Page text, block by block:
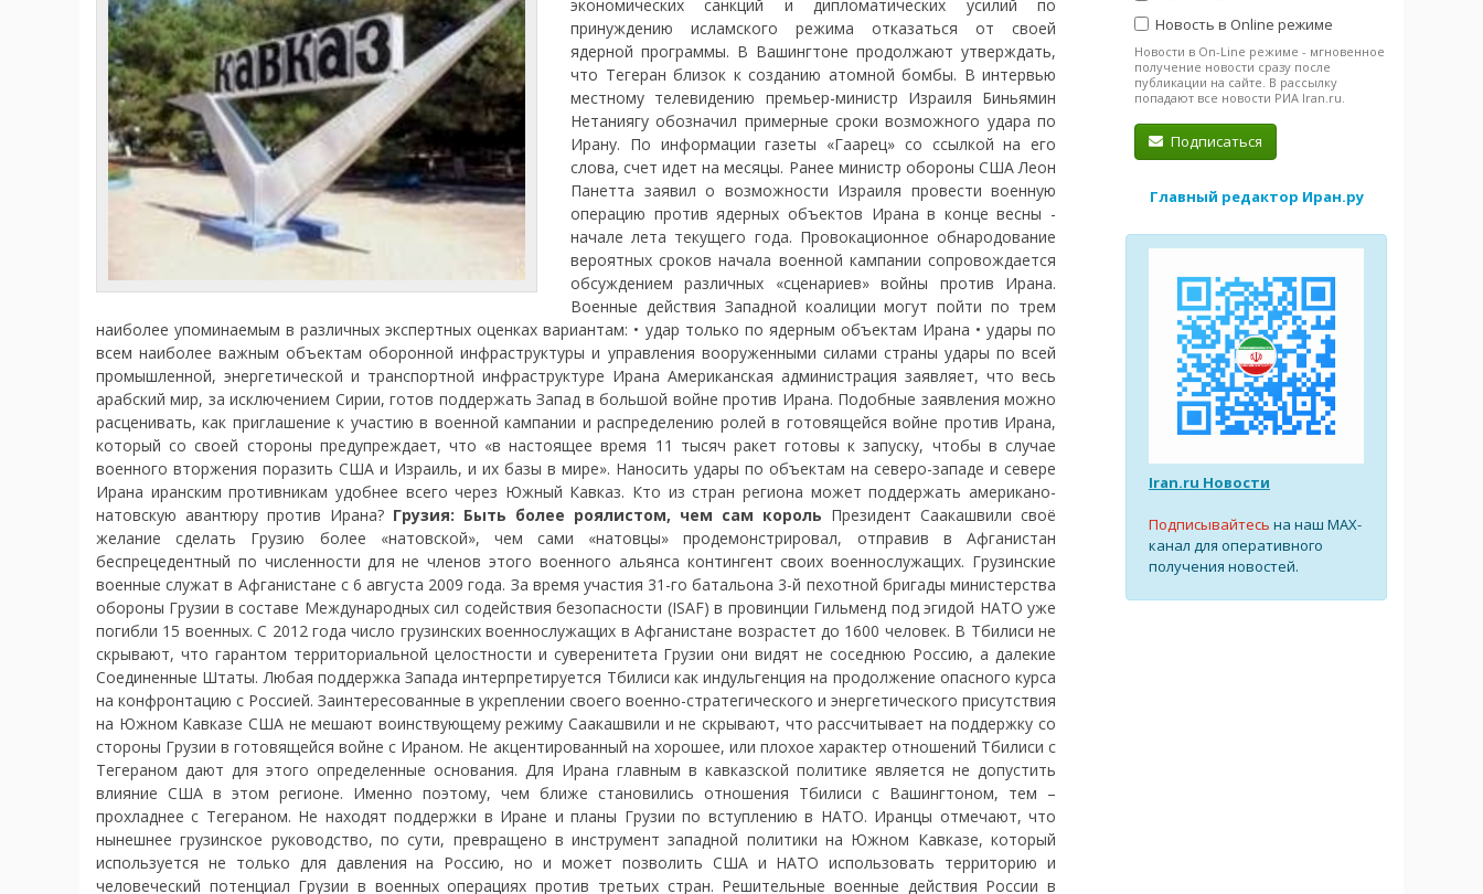
экономических санкций и дипломатических усилий по
принуждению исламского режима отказаться от своей
ядерной программы. В Вашингтоне продолжают утверждать,
что Тегеран близок к созданию атомной бомбы. В интервью
местному телевидению премьер-министр Израиля Биньямин
Нетаниягу обозначил примерные сроки возможного удара по
Ирану. По информации газеты «Гаарец» со ссылкой на его
слова, счет идет на месяцы. Ранее министр обороны США Леон
Панетта заявил о возможности Израиля провести военную
операцию против ядерных объектов Ирана в конце весны -
начале лета текущего года. Провокационное обнародование
вероятных сроков начала военной кампании сопровождается
обсуждением различных «сценариев» войны против Ирана.
Военные действия Западной коалиции могут пойти по трем
наиболее упоминаемым в различных экспертных оценках вариантам: • удар только по ядерным объектам Ирана • удары по
всем наиболее важным объектам оборонной инфраструктуры и управления вооруженными силами страны удары по всей
промышленной, энергетической и транспортной инфраструктуре Ирана Американская администрация заявляет, что весь
арабский мир, за исключением Сирии, готов поддержать Запад в большой войне против Ирана. Подобные заявления можно
расценивать, как приглашение к участию в военной кампании и распределению ролей в готовящейся войне против Ирана,
который со своей стороны предупреждает, что «в настоящее время 11 тысяч ракет готовы к запуску, чтобы в случае
военного вторжения поразить США и Израиль, и их базы в мире». Наносить удары по объектам на северо-западе и севере
Ирана иранским противникам удобнее всего через Южный Кавказ. Кто из стран региона может поддержать американо-
натовскую авантюру против Ирана? Грузия: Быть более роялистом, чем сам король Президент Саакашвили своё
желание сделать Грузию более «натовской», чем сами «натовцы» продемонстрировал, отправив в Афганистан
беспрецедентный по численности для не членов этого военного альянса контингент своих военнослужащих. Грузинские
военные служат в Афганистане с 6 августа 2009 года. За время участия 31-го батальона 3-й пехотной бригады министерства
обороны Грузии в составе Международных сил содействия безопасности (ISAF) в провинции Гильменд под эгидой НАТО уже
погибли 15 военных. С 2012 года число грузинских военнослужащих в Афганистане возрастет до 1600 человек. В Тбилиси не
скрывают, что гарантом территориальной целостности и суверенитета Грузии они видят не соседнюю Россию, а далекие
Соединенные Штаты. Любая поддержка Запада интерпретируется Тбилиси как индульгенция на продолжение опасного курса
на конфронтацию с Россией. Заинтересованные в укреплении своего военно-стратегического и энергетического присутствия
на Южном Кавказе США не мешают воинствующему режиму Саакашвили и не скрывают, что рассчитывает на поддержку со
стороны Грузии в готовящейся войне с Ираном. Не акцентированный на хорошее, или плохое характер отношений Тбилиси с
Тегераном дают для этого определенные основания. Для Ирана главным в кавказской политике является не допустить
влияние США в этом регионе. Именно поэтому, чем ближе становились отношения Тбилиси с Вашингтоном, тем –
прохладнее с Тегераном. Не находят поддержки в Иране и планы Грузии по вступлению в НАТО. Иранцы отмечают, что
нынешнее грузинское руководство, по сути, превращено в инструмент западной политики на Южном Кавказе, который
используется не только для давления на Россию, но и может позволить США и НАТО использовать территорию и
человеческий потенциал Грузии в военных операциях против третьих стран. Решительные военные действия России в
Новость в Online режиме
Новости в On-Line режиме - мгновенное
получение новости сразу после
публикации на сайте. В рассылку
попадают все новости РИА Iran.ru.
Подписаться
Главный редактор Иран.ру
Iran.ru Новости
Подписывайтесь на наш MAX-
канал для оперативного
получения новостей.